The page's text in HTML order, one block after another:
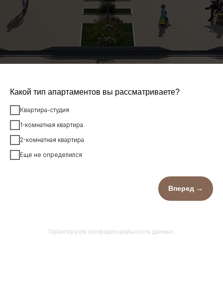
Какой тип апартаментов вы рассматриваете?
Квартира-студия
1-комнатная квартира
2-комнатная квартира
Еще не определился
Вперед →
Гарантируем конфиденциальность данных.